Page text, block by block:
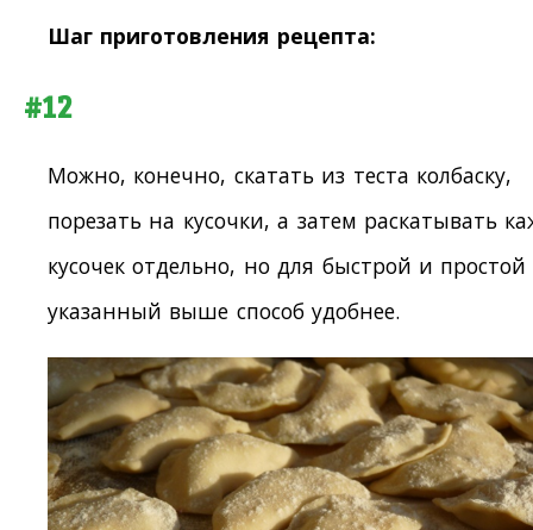
Шаг приготовления рецепта:
#12
Можно, конечно, скатать из теста колбаску,
порезать на кусочки, а затем раскатывать
кусочек отдельно, но для быстрой и простой
указанный выше способ удобнее.